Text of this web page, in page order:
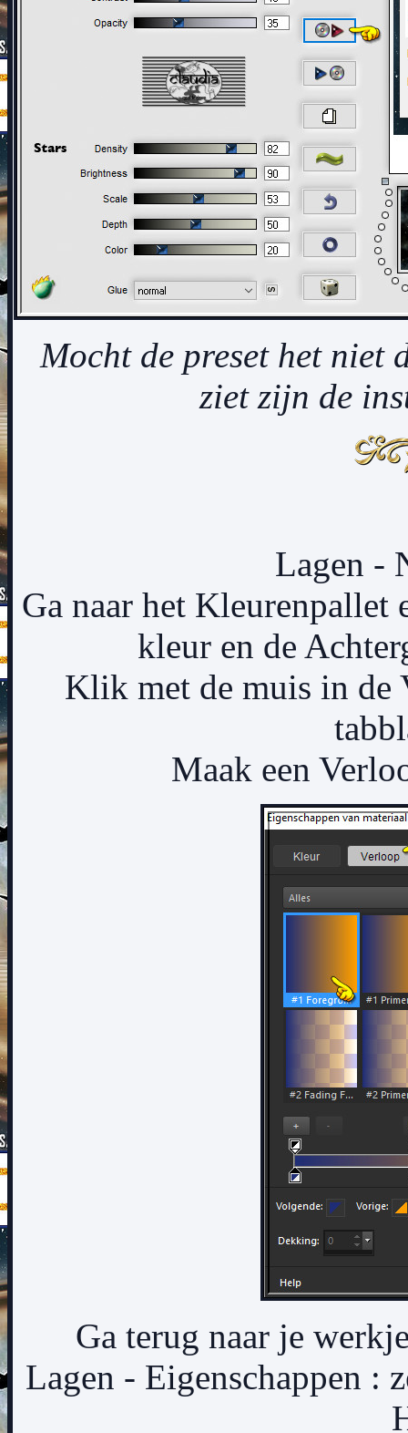
Mocht de preset het niet
ziet zijn de
Lagen -
Ga naar het Kleurenpallet
kleur en de
Klik met de muis in de
Maak een
Ga terug naar je
Lagen - Eigenschappen :